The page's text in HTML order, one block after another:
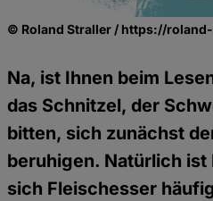
© Roland Straller / https://
Na, ist Ihnen beim
das Schnitzel, der
bitten, sich zunächst
beruhigen. Natürlich
sich Fleischesser